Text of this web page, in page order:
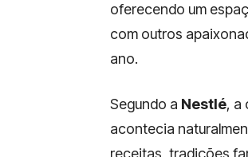
oferecendo um
com outros
ano.
Segundo a Nestlé, a
acontecia